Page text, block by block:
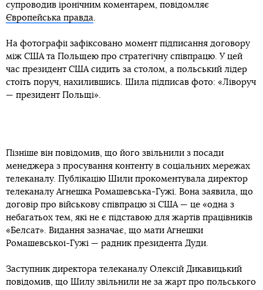
супроводив іронічним коментарем, повідомляє
Європейська правда.
На фотографії зафіксовано момент підписання договору
між США та Польщею про стратегічну співпрацю. У цей
час президент США сидить за столом, а польський лідер
стоїть поруч, нахилившись. Шила підписав фото: «Ліворуч
— президент Польщі».
Пізніше він повідомив, що його звільнили з посади
менеджера з просування контенту в соціальних мережах
телеканалу. Публікацію Шили прокоментувала директор
телеканалу Агнешка Ромашевська-Гужі. Вона заявила, що
договір про військову співпрацю зі США — це «одна з
небагатьох тем, які не є підставою для жартів працівників
«Белсат». Видання зазначає, що мати Агнешки
Ромашевської-Гужі — радник президента Дуди.
Заступник директора телеканалу Олексій Дикавицький
повідомив, що Шилу звільнили не за жарт про польського